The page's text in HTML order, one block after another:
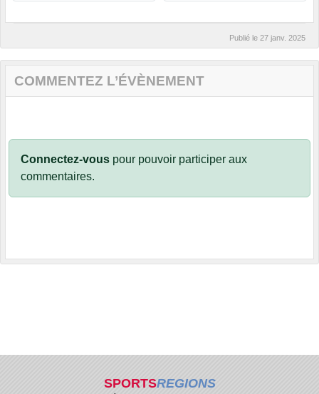
Publié le 27 janv. 2025
COMMENTEZ L’ÉVÈNEMENT
Connectez-vous pour pouvoir participer aux
commentaires.
SPORTSREGIONS